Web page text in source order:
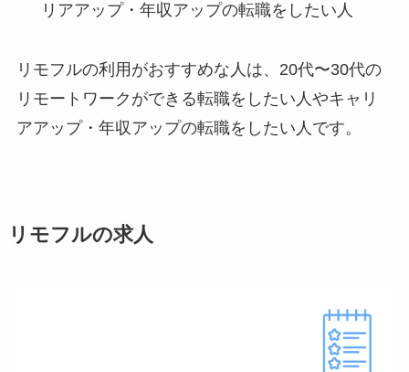
リアアップ・年収アップの転職をしたい人
リモフルの利用がおすすめな人は、20代〜30代の
リモートワークができる転職をしたい人やキャリ
アアップ・年収アップの転職をしたい人です。
リモフルの求人